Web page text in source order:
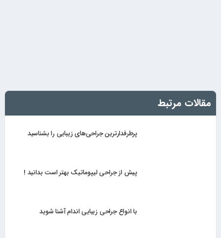
مقالات مرتبط
پرطرفدارترین جراحی‌های زیبایی را بشناسید
پیش از جراحی لیپوماتیک بهتر است بدانید !
با انواع جراحی زیبایی اندام آشنا شوید